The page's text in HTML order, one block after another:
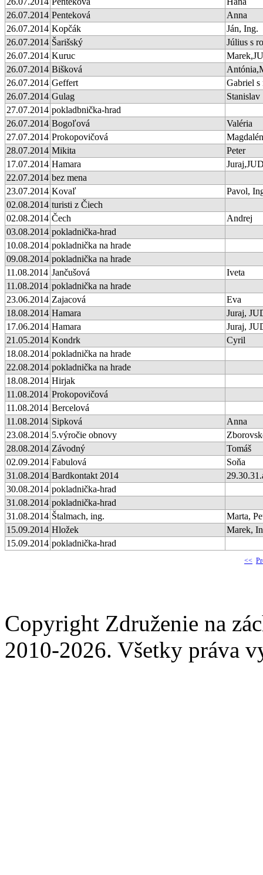
26.07.2014 Penteková
Anna
26.07.2014 Kopčák
Ján, Ing.
26.07.2014 Šarišský
Július s
26.07.2014 Kuruc
26.07.2014 Bišková
26.07.2014 Geffert
Gabriel s
26.07.2014 Gulag
Stanislav
27.07.2014 pokladbnička-hrad
26.07.2014 Bogoľová
Valéria
27.07.2014 Prokopovičová
28.07.2014 Mikita
Peter
17.07.2014 Hamara
22.07.2014 bez mena
23.07.2014 Kovaľ
Pavol,
02.08.2014 turisti z Čiech
02.08.2014 Čech
Andrej
03.08.2014 pokladnička-hrad
10.08.2014 pokladnička na hrade
09.08.2014 pokladnička na hrade
11.08.2014 Jančušová
Iveta
11.08.2014 pokladnička na hrade
23.06.2014 Zajacová
Eva
18.08.2014 Hamara
Juraj,
17.06.2014 Hamara
Juraj,
21.05.2014 Kondrk
Cyril
18.08.2014 pokladnička na hrade
22.08.2014 pokladnička na hrade
18.08.2014 Hirjak
11.08.2014 Prokopovičová
11.08.2014 Bercelová
11.08.2014 Sipková
Anna
23.08.2014 5.výročie obnovy
28.08.2014 Závodný
Tomáš
02.09.2014 Fabulová
Soňa
31.08.2014 Bardkontakt 2014
30.08.2014 pokladnička-hrad
31.08.2014 pokladnička-hrad
31.08.2014 Štalmach, ing.
Marta,
15.09.2014 Hložek
Marek,
15.09.2014 pokladnička-hrad
<<
Copyright Združenie na
2010-2026. Všetky práva